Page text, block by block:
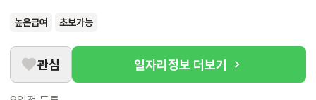
높은급여 초보가능
관심 일자리정보 더보기